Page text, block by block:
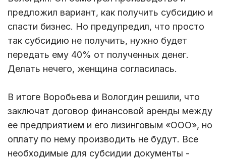
предложил вариант, как получить субсидию и
спасти бизнес. Но предупредил, что просто
так субсидию не получить, нужно будет
передать ему 40% от полученных денег.
Делать нечего, женщина согласилась.
В итоге Воробьева и Вологдин решили, что
заключат договор финансовой аренды между
ее предприятием и его лизинговым «ООО», но
оплату по нему производить не будут. Все
необходимые для субсидии документы -